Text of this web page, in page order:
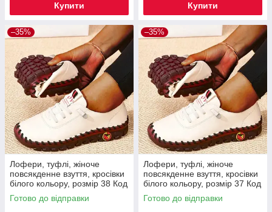
Купити Купити
–35%
Лофери, туфлі, жіноче
повсякденне взуття, кросівки
білого кольору, розмір 38 Код
67-0010
Готово до відправки
–35%
Лофери, туфлі, жіноче
повсякденне взуття, кросівки
білого кольору, розмір 37 Код
67-0009
Готово до відправки